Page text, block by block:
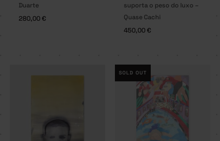
Duarte
280,00€
suporta o peso do luxo –
Quase Cachi
450,00€
SOLD OUT